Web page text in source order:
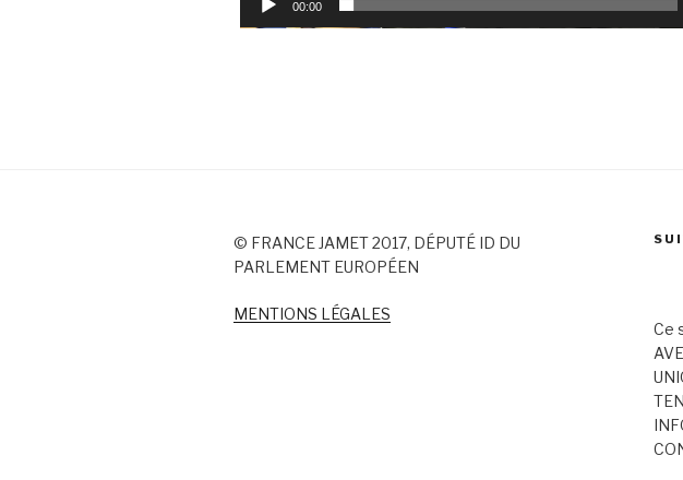
00:00
© FRANCE JAMET 2017, DÉPUTÉ ID DU
PARLEMENT EUROPÉEN
MENTIONS LÉGALES
Ce